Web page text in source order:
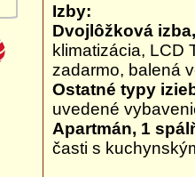
Izby:
Dvojlôžková
klimatizácia, LCD
zadarmo, balená
Ostatné typy
uvedené
Apartmán, 1
časti s